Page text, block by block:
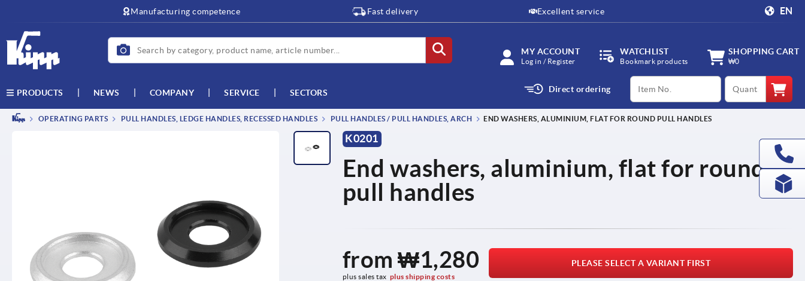
Manufacturing competence Fast delivery Excellent service EN
MY ACCOUNT
Log in / Register
WATCHLIST
Bookmark products
SHOPPING CART
₩0
PRODUCTS NEWS COMPANY SERVICE SECTORS Direct ordering
productCode qty
OPERATING PARTS PULL HANDLES, LEDGE HANDLES, RECESSED HANDLES PULL HANDLES / PULL HANDLES, ARCH END WASHERS, ALUMINIUM, FLAT FOR ROUND PULL HANDLES
K0201
End washers, aluminium, flat for round
pull handles
from₩1,280
plus sales tax plus shipping costs
PLEASE SELECT A VARIANT FIRST